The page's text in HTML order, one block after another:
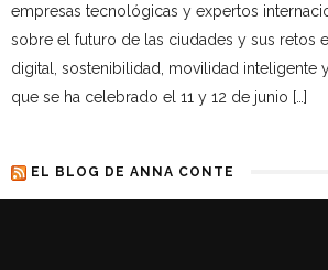
empresas tecnológicas y expertos
sobre el futuro de las ciudades y sus retos
digital, sostenibilidad, movilidad inteligente
que se ha celebrado el 11 y 12 de junio […]
EL BLOG DE ANNA CONTE